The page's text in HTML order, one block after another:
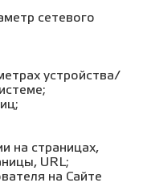
сетевого
устройства/
на страницах,
URL;
на Сайте